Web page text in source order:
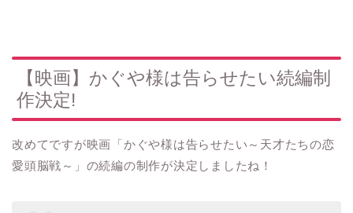
【映画】かぐや様は告らせたい続編制
作決定!
改めてですが映画「かぐや様は告らせたい～天才たちの恋
愛頭脳戦～」の続編の制作が決定しましたね！